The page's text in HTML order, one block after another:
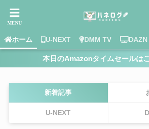
ホーム U-NEXT DMM TV DAZN
本日のAmazonタイムセールは
新着記事
U-NEXT